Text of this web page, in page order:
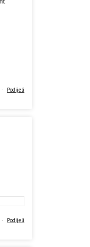
· Podijeli
· Podijeli